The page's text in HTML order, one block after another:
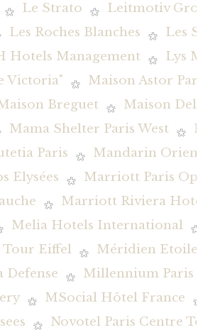
Le Strato
Leitmotiv
Les Roches Blanches
Les
Hotels Management
Lys
Victoria"
Maison Astor
Breguet
Maison
Mama Shelter Paris West
Paris
Mandarin
Elysées
Marriott Paris
Marriott Riviera
Melia Hotels International
Tour Eiffel
Méridien Etoile
Defense
Millennium Paris
MSocial Hôtel France
Novotel Paris Centre